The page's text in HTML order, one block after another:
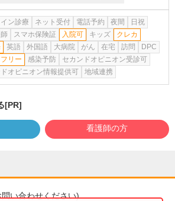
ン診療 ネット受付 電話予約 夜間
日祝
スマホ保険証 入院可 キッズ
クレカ
英語 外国語 大病院 がん 在宅 訪問
DPC
リー
感染予防
セカンドオピニオン受診可
オピニオン情報提供可
地域連携
[PR]
看護師の方
い合わせください)